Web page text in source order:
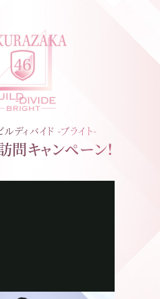
ディバイド -ブライト-
問キャンペーン！